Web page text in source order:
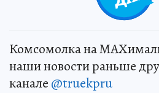
Комсомолка на
наши новости раньше
канале @truekpru